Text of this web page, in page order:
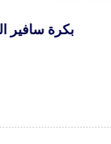
بكرة سافير